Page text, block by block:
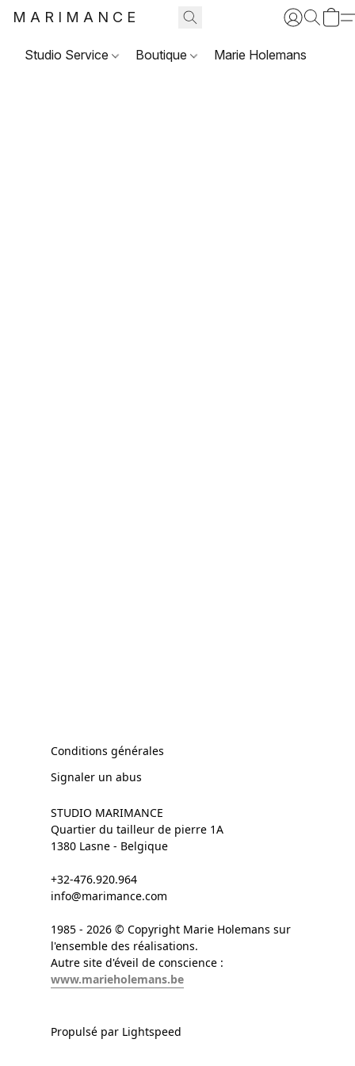
MARIMANCE
Studio Service Boutique Marie Holemans
Conditions générales
Signaler un abus
STUDIO MARIMANCE
Quartier du tailleur de pierre 1A
1380 Lasne - Belgique
+32-476.920.964
info@marimance.com
1985 - 2026 © Copyright Marie Holemans sur
l'ensemble des réalisations.
Autre site d'éveil de conscience :
www.marieholemans.be
Propulsé par Lightspeed